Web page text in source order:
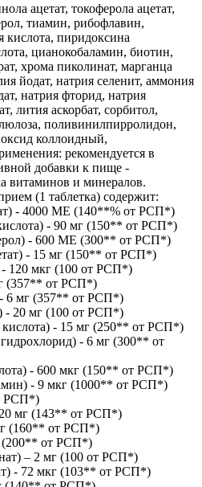
ацетат, токоферола ацетат,
тиамин, рибофлавин,
кислота, пиридоксина
цианокобаламин, биотин,
хрома пиколинат, марганца
йодат, натрия селенит, аммония
натрия фторид, натрия
лития аскорбат, сорбитол,
поливинилпирролидон,
коллоидный,
рекомендуется в
добавки к пище -
витаминов и минералов.
(1 таблетка) содержит:
- 4000 МЕ (140**% от РСП*)
- 90 мг (150** от РСП*)
- 600 МЕ (300** от РСП*)
- 15 мг (150** от РСП*)
120 мкг (100 от РСП*)
(357** от РСП*)
6 мг (357** от РСП*)
- 20 мг (100 от РСП*)
- 15 мг (250** от РСП*)
- 6 мг (300** от
- 600 мкг (150** от РСП*)
- 9 мкг (1000** от РСП*)
РСП*)
20 мг (143** от РСП*)
(160** от РСП*)
(200** от РСП*)
– 2 мг (100 от РСП*)
- 72 мкг (103** от РСП*)